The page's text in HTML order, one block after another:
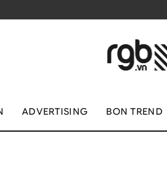
ADVERTISING BON TREND